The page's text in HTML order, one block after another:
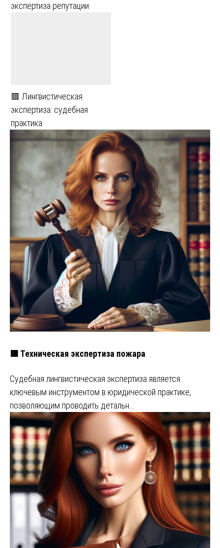
экспертиза репутации
🟥 Лингвистическая
экспертиза: судебная
практика
🟥 Техническая экспертиза пожара
Судебная лингвистическая экспертиза является
ключевым инструментом в юридической практике,
позволяющим проводить детальн…